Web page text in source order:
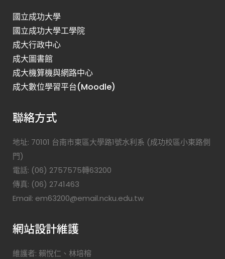
國立成功大學
國立成功大學工學院
成大行政中心
成大圖書館
成大機算機與網路中心
成大數位學習平台(Moodle)
聯絡方式
地址: 70101 台南市東區大學路1號水利系 (成功校區小東路側
門)
電話: (06) 2757575轉63200
傳真: (06) 2741463
Email: em63200@email.ncku.edu.tw
網站設計維護
維護者: 賴悅仁、林培榕